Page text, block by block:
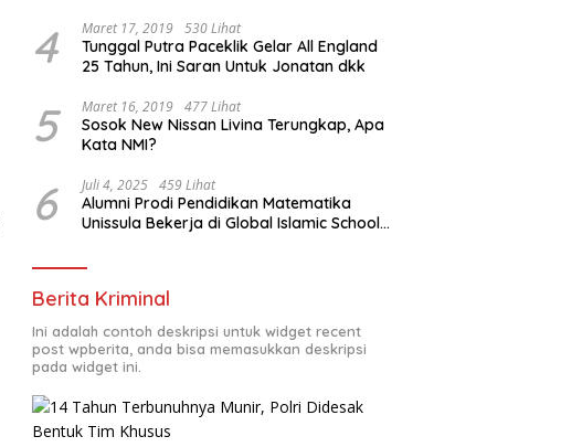
4 Maret 17, 2019 530 Lihat
Tunggal Putra Paceklik Gelar All England
25 Tahun, Ini Saran Untuk Jonatan dkk
5 Maret 16, 2019 477 Lihat
Sosok New Nissan Livina Terungkap, Apa
Kata NMI?
6 Juli 4, 2025 459 Lihat
Alumni Prodi Pendidikan Matematika
Unissula Bekerja di Global Islamic School
Berita Kriminal
Ini adalah contoh deskripsi untuk widget recent
post wpberita, anda bisa memasukkan deskripsi
pada widget ini.